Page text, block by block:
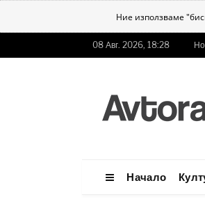
Ние използваме
08 Авг. 2026, 18:28
Начало